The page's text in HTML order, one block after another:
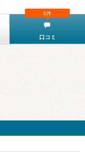
口コミ
5件